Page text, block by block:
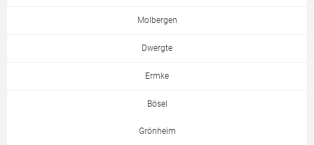
Molbergen
Dwergte
Ermke
Bösel
Grönheim